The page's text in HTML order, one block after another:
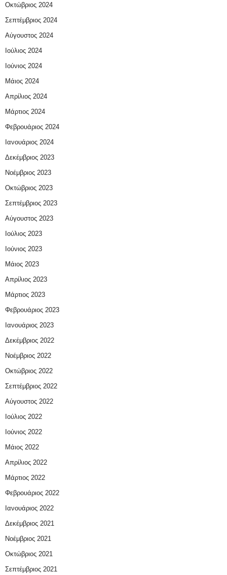
Οκτώβριος 2024
Σεπτέμβριος 2024
Αύγουστος 2024
Ιούλιος 2024
Ιούνιος 2024
Μάιος 2024
Απρίλιος 2024
Μάρτιος 2024
Φεβρουάριος 2024
Ιανουάριος 2024
Δεκέμβριος 2023
Νοέμβριος 2023
Οκτώβριος 2023
Σεπτέμβριος 2023
Αύγουστος 2023
Ιούλιος 2023
Ιούνιος 2023
Μάιος 2023
Απρίλιος 2023
Μάρτιος 2023
Φεβρουάριος 2023
Ιανουάριος 2023
Δεκέμβριος 2022
Νοέμβριος 2022
Οκτώβριος 2022
Σεπτέμβριος 2022
Αύγουστος 2022
Ιούλιος 2022
Ιούνιος 2022
Μάιος 2022
Απρίλιος 2022
Μάρτιος 2022
Φεβρουάριος 2022
Ιανουάριος 2022
Δεκέμβριος 2021
Νοέμβριος 2021
Οκτώβριος 2021
Σεπτέμβριος 2021